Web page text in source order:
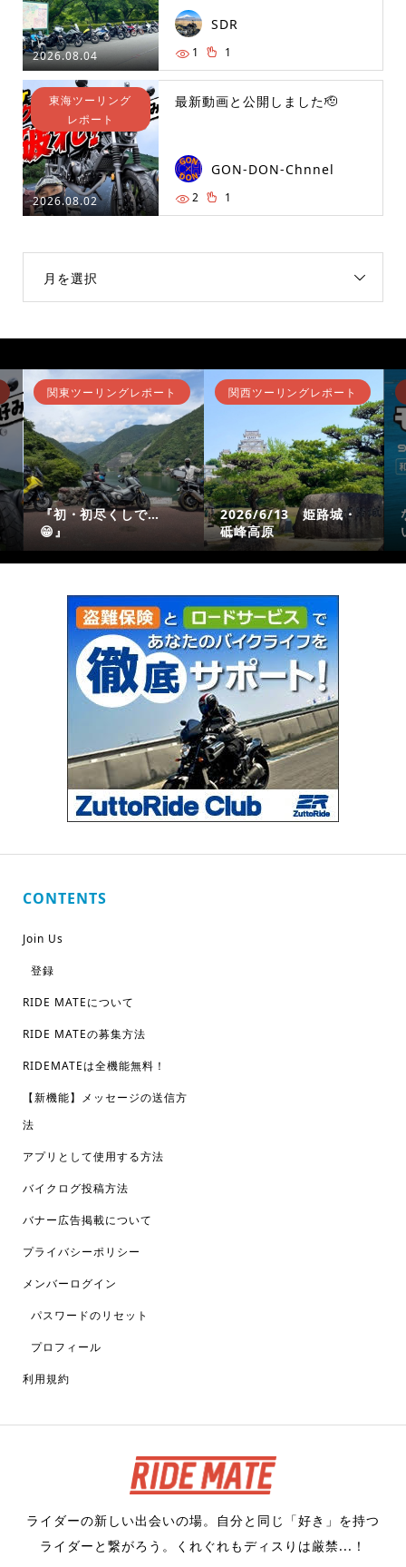
2026.08.04
SDR
1 1
2026.08.02
東海ツーリング
レポート
最新動画と公開しました🫡
GON-DON-Chnnel
2 1
月を選択
関東ツーリングレポート
『初・初尽くしで…
😁』
関西ツーリングレポート
2026/6/13 姫路城・
砥峰高原
CONTENTS
Join Us
登録
RIDE MATEについて
RIDE MATEの募集方法
RIDEMATEは全機能無料！
【新機能】メッセージの送信方
法
アプリとして使用する方法
バイクログ投稿方法
バナー広告掲載について
プライバシーポリシー
メンバーログイン
パスワードのリセット
プロフィール
利用規約
ライダーの新しい出会いの場。自分と同じ「好き」を持つ
ライダーと繋がろう。くれぐれもディスりは厳禁...！